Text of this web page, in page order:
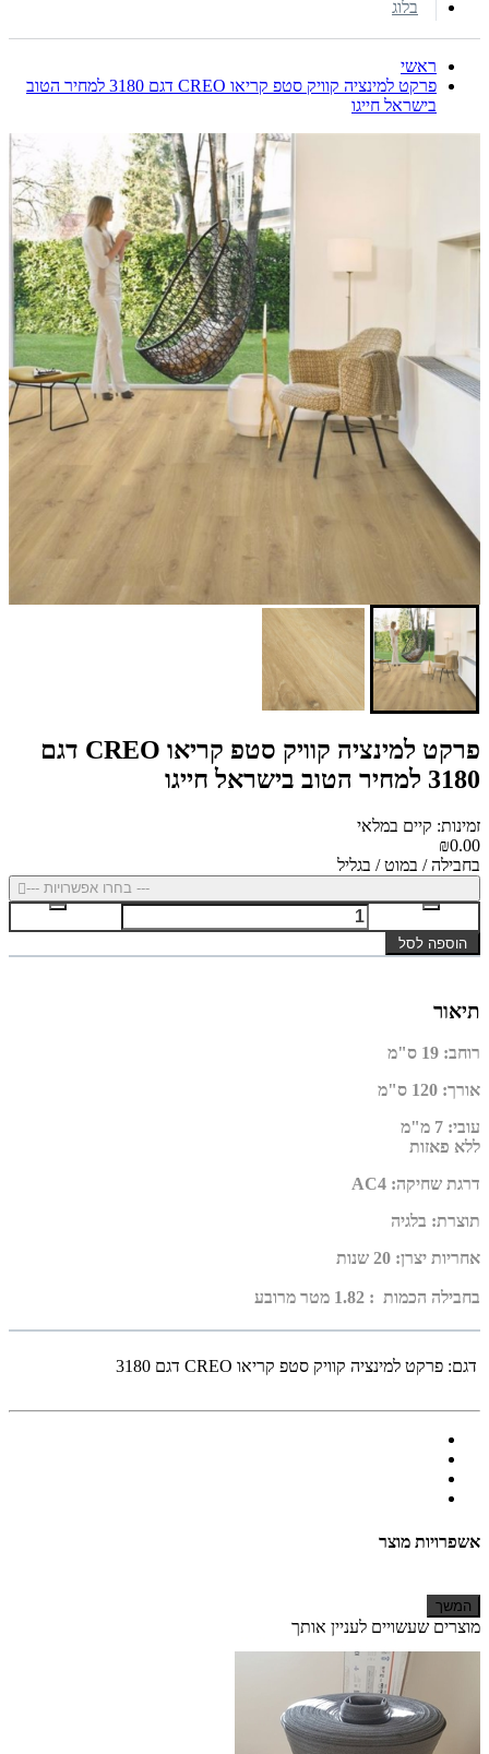
בלוג
ראשי
פרקט למינציה קוויק סטפ קריאו CREO דגם 3180 למחיר הטוב
בישראל חייגו
פרקט למינציה קוויק סטפ קריאו CREO דגם
3180 למחיר הטוב בישראל חייגו
זמינות: קיים במלאי
₪0.00
בחבילה / במוט / בגליל
--- בחרו אפשרויות ---
הוספה לסל
תיאור
רוחב: 19 ס"מ
אורך: 120 ס"מ
עובי: 7 מ"מ
ללא פאזות
דרגת שחיקה:
AC4
תוצרת: בלגיה
אחריות יצרן: 20 שנות
בחבילה הכמות : 1.82 מטר מרובע
דגם: פרקט למינציה קוויק סטפ קריאו CREO דגם 3180
אשפרויות מוצר
המשך
מוצרים שעשויים לעניין אותך